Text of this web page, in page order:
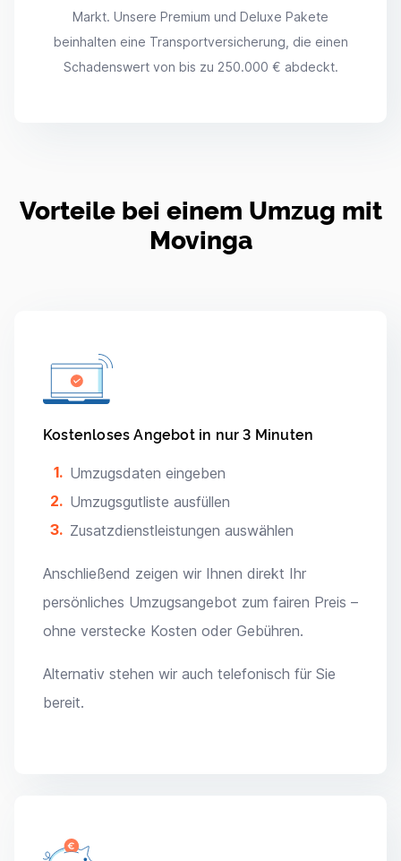
Markt. Unsere Premium und Deluxe Pakete
beinhalten eine Transportversicherung, die einen
Schadenswert von bis zu 250.000 € abdeckt.
Vorteile bei einem Umzug mit
Movinga
Kostenloses Angebot in nur 3 Minuten
Umzugsdaten eingeben
Umzugsgutliste ausfüllen
Zusatzdienstleistungen auswählen
Anschließend zeigen wir Ihnen direkt Ihr
persönliches Umzugsangebot zum fairen Preis –
ohne verstecke Kosten oder Gebühren.
Alternativ stehen wir auch telefonisch für Sie
bereit.